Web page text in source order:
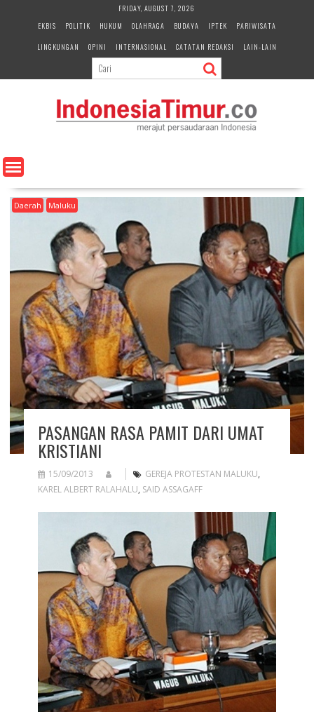
e
n
FRIDAY, AUGUST 7, 2026
EKBIS
POLITIK HUKUM OLAHRAGA BUDAYA IPTEK
PARIWISATA
LINGKUNGAN
OPINI INTERNASIONAL CATATAN REDAKSI LAIN-LAIN
Daerah Maluku
PASANGAN RASA PAMIT DARI UMAT
KRISTIANI
15/09/2013 GEREJA PROTESTAN MALUKU,
KAREL ALBERT RALAHALU, SAID ASSAGAFF